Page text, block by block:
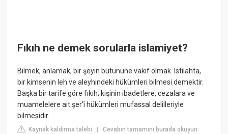
Fıkıh ne demek sorularla islamiyet?
Bilmek, anlamak, bir şeyin bütününe vakıf olmak. Istılahta,
bir kimsenin leh ve aleyhindeki hükümleri bilmesi demektir.
Başka bir tarife göre fıkıh; kişinin ibadetlere, cezalara ve
muamelelere ait şer'î hükümleri mufassal delilleriyle
bilmesidir.
Kaynak kaldırma talebi |Cevabın tamamını burada okuyun: